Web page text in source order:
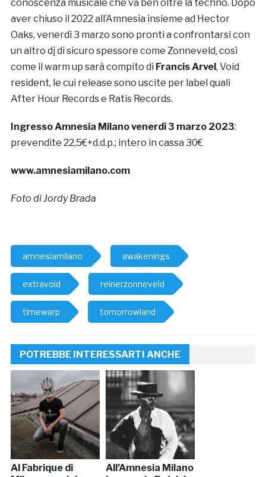
conoscenza musicale che va ben oltre la techno. Dopo
aver chiuso il 2022 all’Amnesia insieme ad Hector
Oaks, venerdì 3 marzo sono pronti a confrontarsi con
un altro dj di sicuro spessore come Zonneveld, così
come il warm up sarà compito di Francis Arvel , Void
resident, le cui release sono uscite per label quali
After Hour Records e Ratis Records.
Ingresso Amnesia Milano venerdì 3 marzo 2023:
prevendite 22,5€+d.d.p.; intero in cassa 30€
www.amnesiamilano.com
Foto di Jordy Brada
amnesiamilano awakenings
extravoid reinerzonneveld
timewarp tomorrowland
POTREBBE INTERESSARTI ANCHE
Al Fabrique di
All’Amnesia Milano